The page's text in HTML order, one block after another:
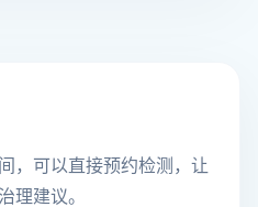
，可以直接预约检测，让
理建议。